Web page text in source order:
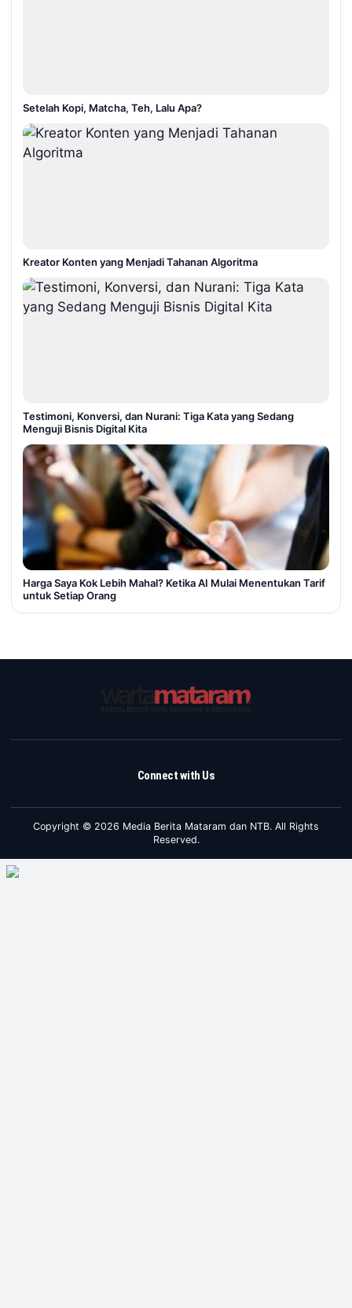
Setelah Kopi, Matcha, Teh, Lalu Apa?
Kreator Konten yang Menjadi Tahanan Algoritma
Testimoni, Konversi, dan Nurani: Tiga Kata yang Sedang
Menguji Bisnis Digital Kita
Harga Saya Kok Lebih Mahal? Ketika AI Mulai Menentukan Tarif
untuk Setiap Orang
Connect with Us
Copyright © 2026 Media Berita Mataram dan NTB. All Rights
Reserved.